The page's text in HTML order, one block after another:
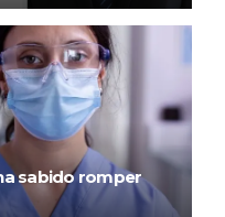
sabido romper